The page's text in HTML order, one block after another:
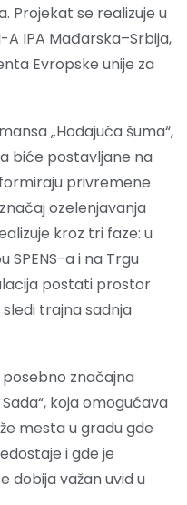
Projekat se realizuje u
A IPA Mađarska–Srbija,
Evropske unije za
„Hodajuća šuma“,
biće postavljane na
privremene
ozelenjavanja
kroz tri faze: u
a i na Trgu
postati prostor
trajna sadnja
značajna
koja omogućava
mesta u gradu gde
i gde je
dobija važan uvid u